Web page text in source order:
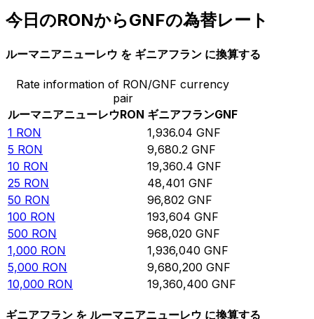
今日のRONからGNFの為替レート
ルーマニアニューレウ を ギニアフラン に換算する
Rate information of RON/GNF currency
pair
ルーマニアニューレウRON ギニアフランGNF
1 RON 1,936.04 GNF
5 RON 9,680.2 GNF
10 RON 19,360.4 GNF
25 RON 48,401 GNF
50 RON 96,802 GNF
100 RON 193,604 GNF
500 RON 968,020 GNF
1,000 RON 1,936,040 GNF
5,000 RON 9,680,200 GNF
10,000 RON 19,360,400 GNF
ギニアフラン を ルーマニアニューレウ に換算する